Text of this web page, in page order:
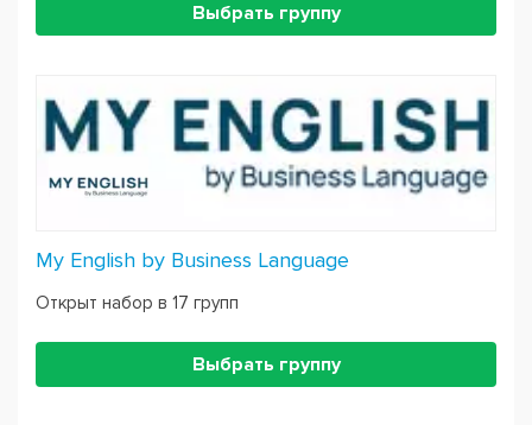
Выбрать группу
My English by Business Language
Открыт набор в 17 групп
Выбрать группу